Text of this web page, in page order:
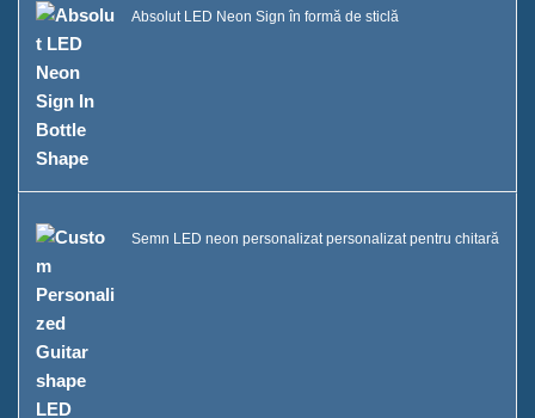
Absolut LED Neon Sign în formă de sticlă
Semn LED neon personalizat personalizat pentru chitară